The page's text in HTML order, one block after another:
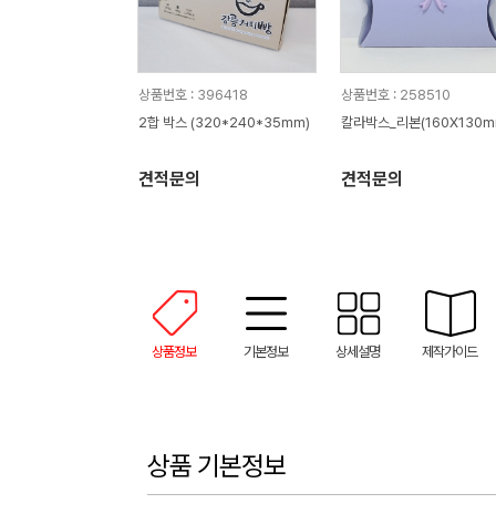
상품번호 : 396418
2합 박스 (320*240*35mm)
견적문의
상품번호 : 258510
칼라박스_리본
견적문의
상품정보 기본정보 상세설명 제작가이드
상품 기본정보